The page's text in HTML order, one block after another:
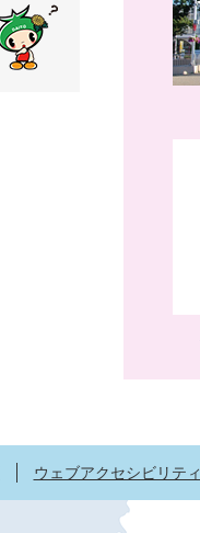
ウェブアクセシビリティ